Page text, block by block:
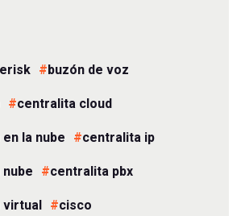
buzón de voz
centralita cloud
la nube
centralita ip
centralita pbx
cisco